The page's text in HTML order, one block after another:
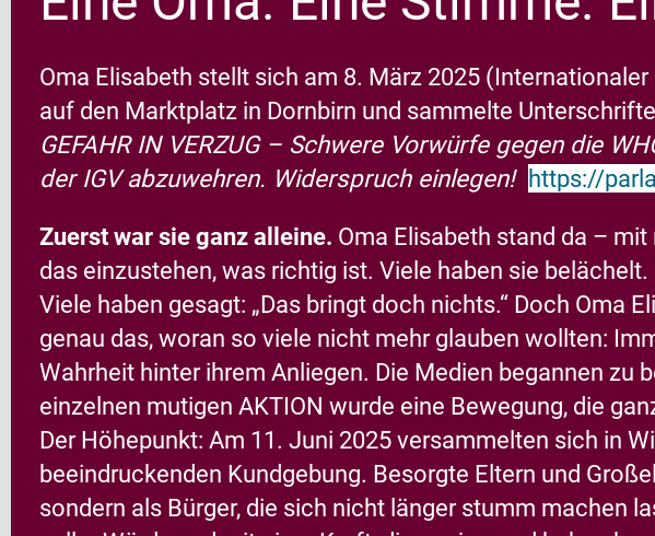
Oma Elisabeth stellt sich am 8. März 2025
auf den Marktplatz in Dornbirn und sammelte
GEFAHR IN VERZUG – Schwere Vorwürfe gegen die
der IGV abzuwehren. Widerspruch einlegen! https://
Zuerst war sie ganz alleine. Oma Elisabeth stand da –
das einzustehen, was richtig ist. Viele haben sie belächelt.
Viele haben gesagt: „Das bringt doch nichts.“ Doch Oma
genau das, woran so viele nicht mehr glauben wollten:
Wahrheit hinter ihrem Anliegen. Die Medien begannen
einzelnen mutigen AKTION wurde eine Bewegung, die
Der Höhepunkt: Am 11. Juni 2025 versammelten sich in
beeindruckenden Kundgebung. Besorgte Eltern und
sondern als Bürger, die sich nicht länger stumm machen